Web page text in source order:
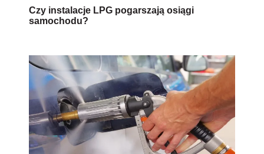
Czy instalacje LPG pogarszają osiągi
samochodu?